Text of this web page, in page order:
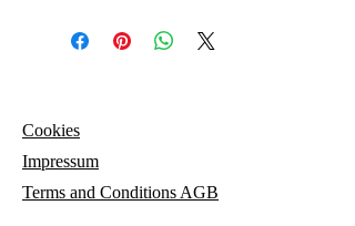
Cookies
Impressum
Terms and Conditions AGB